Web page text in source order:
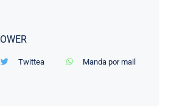
Twittea Manda por mail